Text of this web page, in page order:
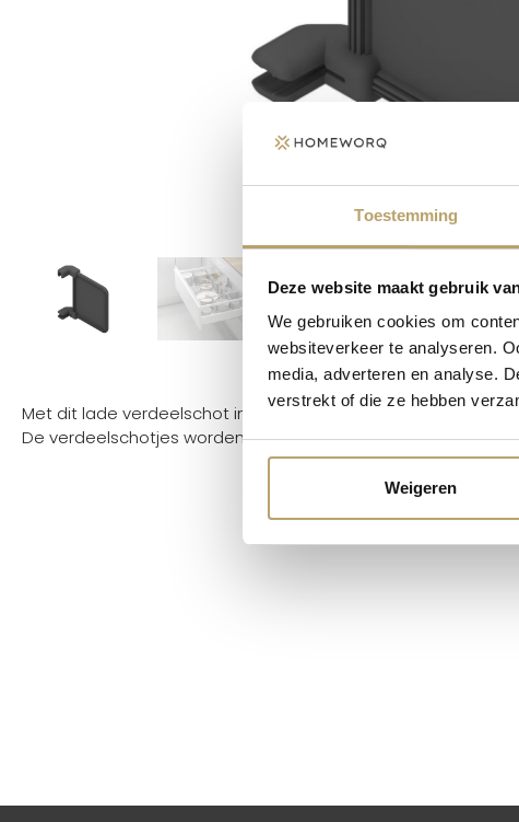
Toestemming
Deze website maakt gebruik
We gebruiken cookies om
websiteverkeer te analyseren.
media, adverteren en analyse.
verstrekt of die ze hebben
Weigeren
Met dit lade verdeelschot in de kleur antraciet kan een lade
De verdeelschotjes worden aan de ladeverder geklikt.